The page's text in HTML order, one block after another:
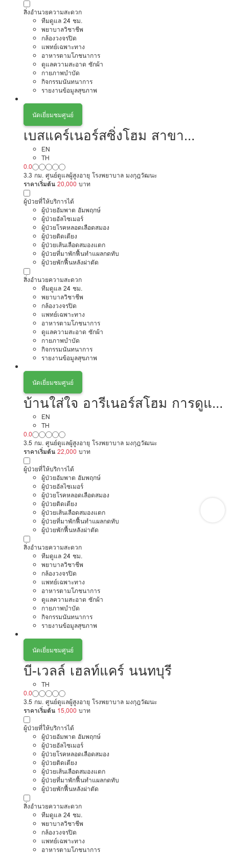
สิ่งอำนวยความสะดวก
ทีมดูแล 24 ชม.
พยาบาลวิชาชีพ
กล้องวงจรปิด
แพทย์เฉพาะทาง
อาหารตามโภชนาการ
ดูแลความสะอาด ซักผ้า
กายภาพบำบัด
กิจกรรมนันทนาการ
รายงานข้อมูลสุขภาพ
นัดเยี่ยมชมศูนย์
เบสแคร์เนอร์สซิ่งโฮม สาขา
แจ้งวัฒนะ
EN
TH
0.0
3.3 กม. ศูนย์ดูแลผู้สูงอายุ โรงพยาบาล มงกุฎวัฒนะ
ราคาเริ่มต้น 20,000 บาท
ผู้ป่วยที่ให้บริการได้
ผู้ป่วยอัมพาต อัมพฤกษ์
ผู้ป่วยอัลไซเมอร์
ผู้ป่วยโรคหลอดเลือดสมอง
ผู้ป่วยติดเตียง
ผู้ป่วยเส้นเลือดสมองแตก
ผู้ป่วยที่มาพักฟื้นทำแผลกดทับ
ผู้ป่วยพักฟื้นหลังผ่าตัด
สิ่งอำนวยความสะดวก
ทีมดูแล 24 ชม.
พยาบาลวิชาชีพ
กล้องวงจรปิด
แพทย์เฉพาะทาง
อาหารตามโภชนาการ
ดูแลความสะอาด ซักผ้า
กายภาพบำบัด
กิจกรรมนันทนาการ
รายงานข้อมูลสุขภาพ
นัดเยี่ยมชมศูนย์
บ้านใส่ใจ อารีเนอร์สโฮม การดูแล
ผู้สูงอายุหรือผู้มีภาวะพึ่งพิง
EN
TH
0.0
3.5 กม. ศูนย์ดูแลผู้สูงอายุ โรงพยาบาล มงกุฎวัฒนะ
ราคาเริ่มต้น 22,000 บาท
ผู้ป่วยที่ให้บริการได้
ผู้ป่วยอัมพาต อัมพฤกษ์
ผู้ป่วยอัลไซเมอร์
ผู้ป่วยโรคหลอดเลือดสมอง
ผู้ป่วยติดเตียง
ผู้ป่วยเส้นเลือดสมองแตก
ผู้ป่วยที่มาพักฟื้นทำแผลกดทับ
ผู้ป่วยพักฟื้นหลังผ่าตัด
สิ่งอำนวยความสะดวก
ทีมดูแล 24 ชม.
พยาบาลวิชาชีพ
กล้องวงจรปิด
แพทย์เฉพาะทาง
อาหารตามโภชนาการ
ดูแลความสะอาด ซักผ้า
กายภาพบำบัด
กิจกรรมนันทนาการ
รายงานข้อมูลสุขภาพ
นัดเยี่ยมชมศูนย์
บี-เวลล์ เฮลท์แคร์ นนทบุรี
TH
0.0
3.5 กม. ศูนย์ดูแลผู้สูงอายุ โรงพยาบาล มงกุฎวัฒนะ
ราคาเริ่มต้น 15,000 บาท
ผู้ป่วยที่ให้บริการได้
ผู้ป่วยอัมพาต อัมพฤกษ์
ผู้ป่วยอัลไซเมอร์
ผู้ป่วยโรคหลอดเลือดสมอง
ผู้ป่วยติดเตียง
ผู้ป่วยเส้นเลือดสมองแตก
ผู้ป่วยที่มาพักฟื้นทำแผลกดทับ
ผู้ป่วยพักฟื้นหลังผ่าตัด
สิ่งอำนวยความสะดวก
ทีมดูแล 24 ชม.
พยาบาลวิชาชีพ
กล้องวงจรปิด
แพทย์เฉพาะทาง
อาหารตามโภชนาการ